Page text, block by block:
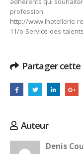
profession.
http://www.lhotellerie-
11/o-Service-des-
Partager
Auteur
Denis